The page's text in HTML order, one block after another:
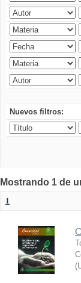
Nuevos filtros:
Mostrando 1 de
1
(